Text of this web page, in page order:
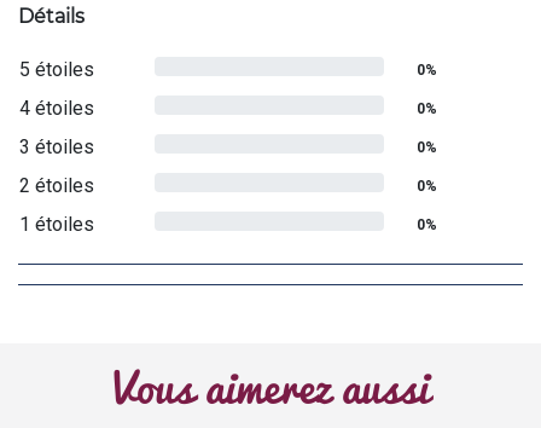
Détails
5 étoiles 0%
4 étoiles 0%
3 étoiles 0%
2 étoiles 0%
1 étoiles 0%
Vous aimerez aussi